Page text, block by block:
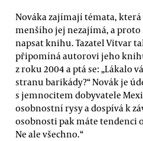
Nováka zajímají témata,
menšího jej nezajímá, a
napsat knihu. Tazatel Vitvar
připomíná autorovi jeho
z roku 2004 a ptá se: „Lákalo
stranu barikády?“ Novák je
s jemnocitem dobyvatele
osobnostní rysy a dospívá k
osobnosti pak máte tendenci
Ne ale všechno.“